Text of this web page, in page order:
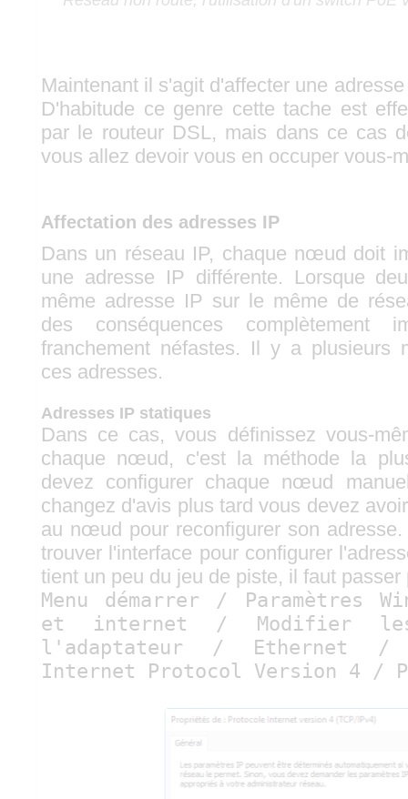
Maintenant il s'agit d'affecter une
D'habitude ce genre cette tache est
par le routeur DSL, mais dans ce cas
vous allez devoir vous en occuper vous-
Affectation des adresses IP
Dans un réseau IP, chaque nœud doit
une adresse IP différente. Lorsque
même adresse IP sur le même de
des conséquences complètement
franchement néfastes. Il y a plusieurs
ces adresses.
Adresses IP statiques
Dans ce cas, vous définissez vous-
chaque nœud, c'est la méthode la
devez configurer chaque nœud
changez d'avis plus tard vous devez
au nœud pour reconfigurer son
trouver l'interface pour configurer
tient un peu du jeu de piste, il faut passer
Menu démarrer / Paramètres
et internet / Modifier
l'adaptateur / Ethernet /
Internet Protocol Version 4 /